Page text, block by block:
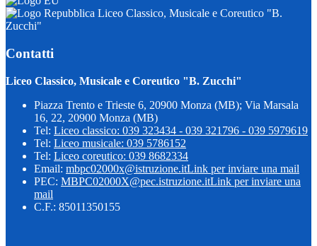
Liceo Classico, Musicale e Coreutico "B.
Zucchi"
Contatti
Liceo Classico, Musicale e Coreutico "B. Zucchi"
Piazza Trento e Trieste 6, 20900 Monza (MB); Via Marsala
16, 22, 20900 Monza (MB)
Tel: Liceo classico: 039 323434 - 039 321796 - 039 5979619
Tel: Liceo musicale: 039 5786152
Tel: Liceo coreutico: 039 8682334
Email: mbpc02000x@istruzione.itLink per inviare una mail
PEC: MBPC02000X@pec.istruzione.itLink per inviare una
mail
C.F.: 85011350155